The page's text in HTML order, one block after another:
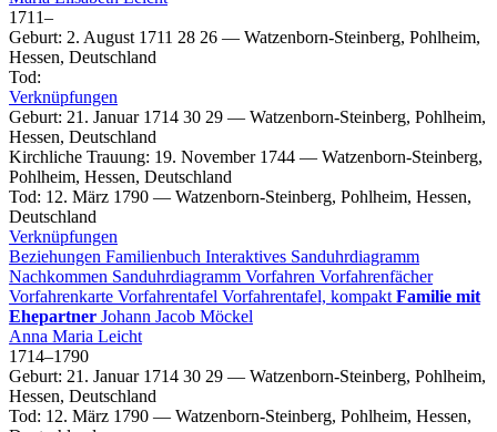
1711–
Geburt: 2. August 1711 28 26 — Watzenborn-Steinberg, Pohlheim,
Hessen, Deutschland
Tod:
Verknüpfungen
Geburt: 21. Januar 1714 30 29 — Watzenborn-Steinberg, Pohlheim,
Hessen, Deutschland
Kirchliche Trauung: 19. November 1744 — Watzenborn-Steinberg,
Pohlheim, Hessen, Deutschland
Tod: 12. März 1790 — Watzenborn-Steinberg, Pohlheim, Hessen,
Deutschland
Verknüpfungen
Beziehungen Familienbuch Interaktives Sanduhrdiagramm
Nachkommen Sanduhrdiagramm Vorfahren Vorfahrenfächer
Vorfahrenkarte Vorfahrentafel Vorfahrentafel, kompakt Familie mit
Ehepartner Johann Jacob Möckel
Anna Maria Leicht
1714–1790
Geburt: 21. Januar 1714 30 29 — Watzenborn-Steinberg, Pohlheim,
Hessen, Deutschland
Tod: 12. März 1790 — Watzenborn-Steinberg, Pohlheim, Hessen,